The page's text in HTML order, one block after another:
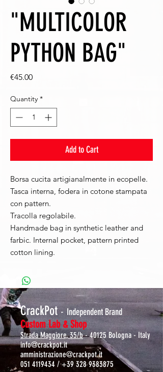
"MULTICOLOR
PYTHON BAG"
€45.00Price
Quantity *
Add to Cart
Borsa cucita artigianalmente in ecopelle.
Tasca interna, fodera in cotone stampata
con pattern.
Tracolla regolabile.
Handmade bag in synthetic leather and
farbic. Internal pocket, pattern printed
cotton lining.
CrackPot - Independent Brand
Custom Lab & Shop
Strada Maggiore, 35/b- 40125 Bologna - Italy
info@crackpot.it
amministrazione@crackpot.it
051 4119434 /+39 328 9383875